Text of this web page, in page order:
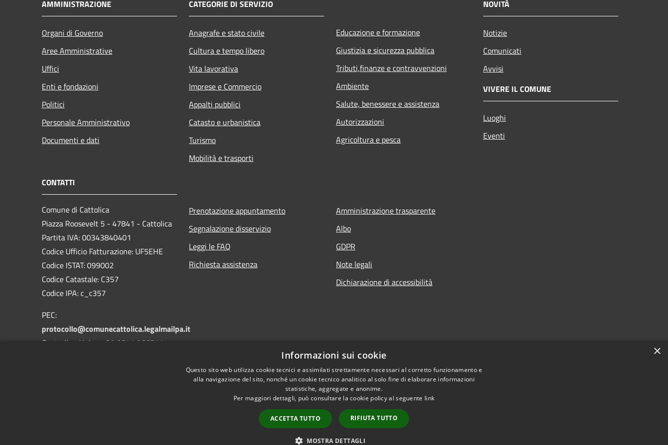
AMMINISTRAZIONE
Organi di Governo
Aree Amministrative
Uffici
Enti e fondazioni
Politici
Personale Amministrativo
Documenti e dati
CATEGORIE DI SERVIZIO
Anagrafe e stato civile
Cultura e tempo libero
Vita lavorativa
Imprese e Commercio
Appalti pubblici
Catasto e urbanistica
Turismo
Mobilità e trasporti
Educazione e formazione
Giustizia e sicurezza pubblica
Tributi,finanze e contravvenzioni
Ambiente
Salute, benessere e assistenza
Autorizzazioni
Agricoltura e pesca
NOVITÀ
Notizie
Comunicati
Avvisi
VIVERE IL COMUNE
Luoghi
Eventi
CONTATTI
Comune di Cattolica
Piazza Roosevelt 5 - 47841 - Cattolica
Partita IVA: 00343840401
Codice Ufficio Fatturazione: UF5EHE
Codice ISTAT: 099002
Codice Catastale: C357
Codice IPA: c_c357
PEC:
protocollo@comunecattolica.legalmailpa.it
Centralino Unico: +39 0541 966511
Prenotazione appuntamento
Segnalazione disservizio
Leggi le FAQ
Richiesta assistenza
Amministrazione trasparente
Albo
GDPR
Note legali
Dichiarazione di accessibilità
Copyright © 2026 • Comune di Cattolica • Powered by
×
Informazioni sui cookie
Questo sito web utilizza cookie tecnici e assimilati strettamente necessari al corretto funzionamento e
alla navigazione del sito, nonché un cookie tecnico analitico al solo fine di elaborare informazioni
statistiche, aggregate e anonime.
Per maggiori dettagli, può consultare la cookie policy al seguente link
ACCETTA TUTTO RIFIUTA TUTTO
MOSTRA DETTAGLI